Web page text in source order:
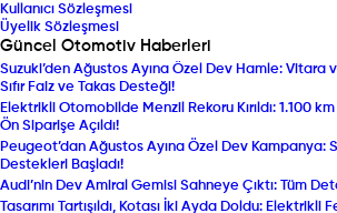
Kullanıcı Sözleşmesi
Üyelik Sözleşmesi
Güncel Otomotiv Haberleri
Suzuki’den Ağustos Ayına Özel Dev Hamle:
Sıfır Faiz ve Takas Desteği!
Elektrikli Otomobilde Menzil Rekoru Kırıldı: 1.100
Ön Siparişe Açıldı!
Peugeot’dan Ağustos Ayına Özel Dev Kampanya:
Destekleri Başladı!
Audi’nin Dev Amiral Gemisi Sahneye Çıktı: Tüm
Tasarımı Tartışıldı, Kotası İki Ayda Doldu: Elektrikli